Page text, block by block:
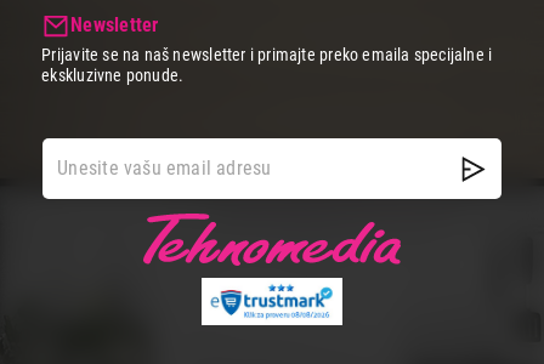
Newsletter
Prijavite se na naš newsletter i primajte preko emaila specijalne i
ekskluzivne ponude.